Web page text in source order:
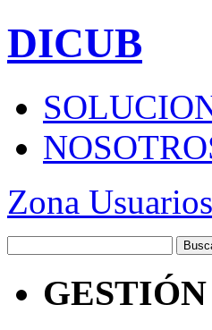
DICUB
Zona Usuarios